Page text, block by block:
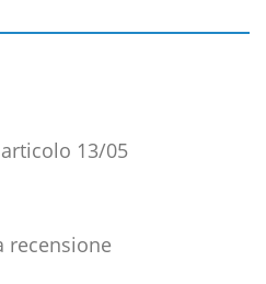
13/05
recensione